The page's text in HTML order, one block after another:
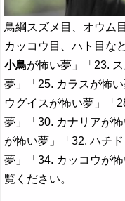
鳥綱スズメ目、オウム
カッコウ目、ハト目な
小鳥が怖い夢」「23.
夢」「25. カラスが怖
ウグイスが怖い夢」「
夢」「30. カナリアが
が怖い夢」「32. ハチ
夢」「34. カッコウが
覧ください。